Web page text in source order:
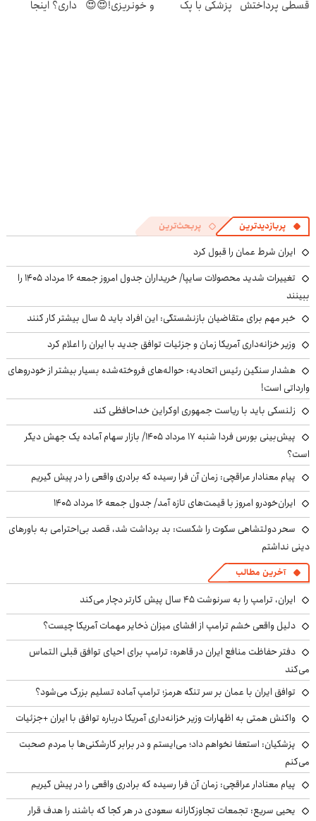
قسطی پرداختش پزشکی با پک
و خونریزی!😍😍 داری؟ اینجا
پربازدیدترین پربحث‌ترین
ایران شرط عمان را قبول کرد
تغییرات شدید محصولات سایپا/ خریداران جدول امروز جمعه ۱۶ مرداد ۱۴۰۵ را
ببینند
خبر مهم برای متقاضیان بازنشستگی: این افراد باید ۵ سال بیشتر کار کنند
وزیر خزانه‌داری آمریکا زمان و جزئیات توافق جدید با ایران را اعلام کرد
هشدار سنگین رئیس اتحادیه: حواله‌های فروخته‌شده بسیار بیشتر از خودروهای
وارداتی است!
زلنسکی باید با ریاست جمهوری اوکراین خداحافظی کند
پیش‌بینی بورس فردا شنبه ۱۷ مرداد ۱۴۰۵/ بازار سهام آماده یک جهش دیگر
است؟
پیام معنادار عراقچی: زمان آن فرا رسیده که برادری واقعی را در پیش گیریم
ایران‌خودرو امروز با قیمت‌های تازه آمد/ جدول جمعه ۱۶ مرداد ۱۴۰۵
سحر دولتشاهی سکوت را شکست: بد برداشت شد، قصد بی‌احترامی به باورهای
دینی نداشتم
آخرین مطالب
ایران، ترامپ را به سرنوشت ۴۵ سال پیش کارتر دچار می‌کند
دلیل واقعی خشم ترامپ از افشای میزان ذخایر مهمات آمریکا چیست؟
دفتر حفاظت منافع ایران در قاهره: ترامپ برای احیای توافق قبلی التماس
می‌کند
توافق ایران با عمان بر سر تنگه هرمز؛ ترامپ آماده تسلیم بزرگ می‌شود؟
واکنش همتی به اظهارات وزیر خزانه‌داری آمریکا درباره توافق با ایران +جزئیات
پزشکیان: استعفا نخواهم داد؛ می‌ایستم و در برابر کارشکنی‌ها با مردم صحبت
می‌کنم
پیام معنادار عراقچی: زمان آن فرا رسیده که برادری واقعی را در پیش گیریم
یحیی سریع: تجمعات تجاوزکارانه سعودی در هر کجا که باشند را هدف قرار